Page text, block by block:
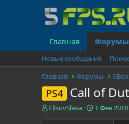
Главная Форумы
Новые сообщения
Главная
Форумы
PS4 Call of
А
ElisovSlava
Д1 Фев 2018